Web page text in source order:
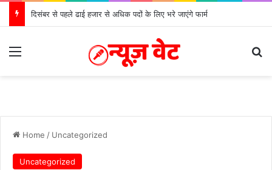
दिसंबर से पहले ढाई हजार से अधिक पदों के लिए भरे जाएंगे फार्म
Home / Uncategorized
Uncategorized